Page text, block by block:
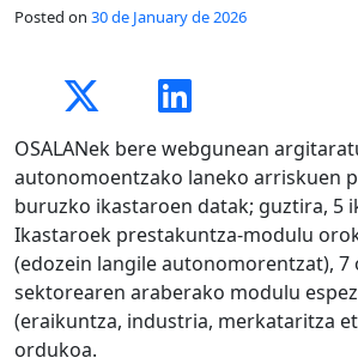
Posted on 30 de January de 2026
OSALANek bere webgunean
autonomoentzako laneko arriskuen
buruzko ikastaroen datak; guztira, 5
Ikastaroek prestakuntza-modulu
(edozein langile autonomorentzat), 7
sektorearen araberako modulu
(eraikuntza, industria, merkataritza
ordukoa.